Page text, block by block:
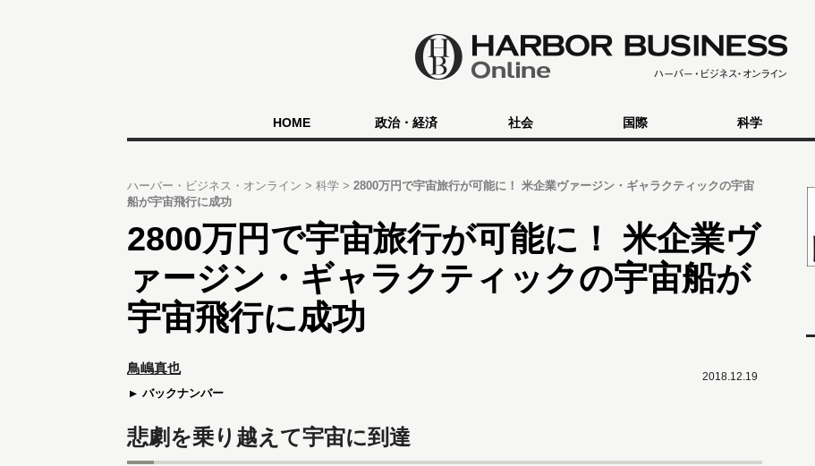
HOME 政治・経済 社会 国際 科学
ハーバー・ビジネス・オンライン 科学
2800万円で宇宙旅行が可能に！ 米企業ヴァージン・ギャラクティックの宇宙
船が宇宙飛行に成功
2800万円で宇宙旅行が可能に！ 米企業ヴ
ァージン・ギャラクティックの宇宙船が
宇宙飛行に成功
2018.12.19
鳥嶋真也
バックナンバー
悲劇を乗り越えて宇宙に到達